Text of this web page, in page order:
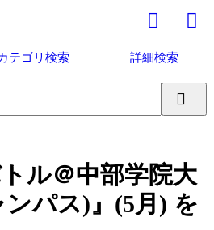
テゴリ検索 詳細検索
ル＠中部学院大
パス)』(5月) を